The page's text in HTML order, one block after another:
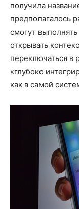
получила
предполагалось
смогут
открывать
переключаться в
«глубоко
как в самой